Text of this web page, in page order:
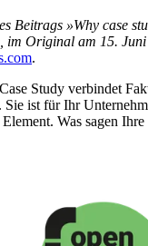
Beitrags »Why case
im Original am 15.
.
Study verbindet
Sie ist für Ihr
Was sagen